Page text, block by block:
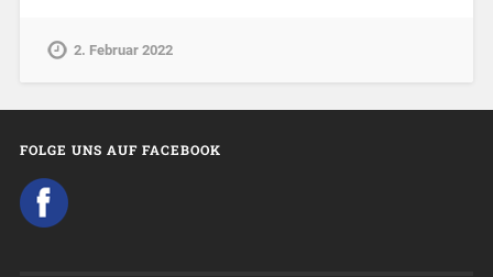
2. Februar 2022
FOLGE UNS AUF FACEBOOK